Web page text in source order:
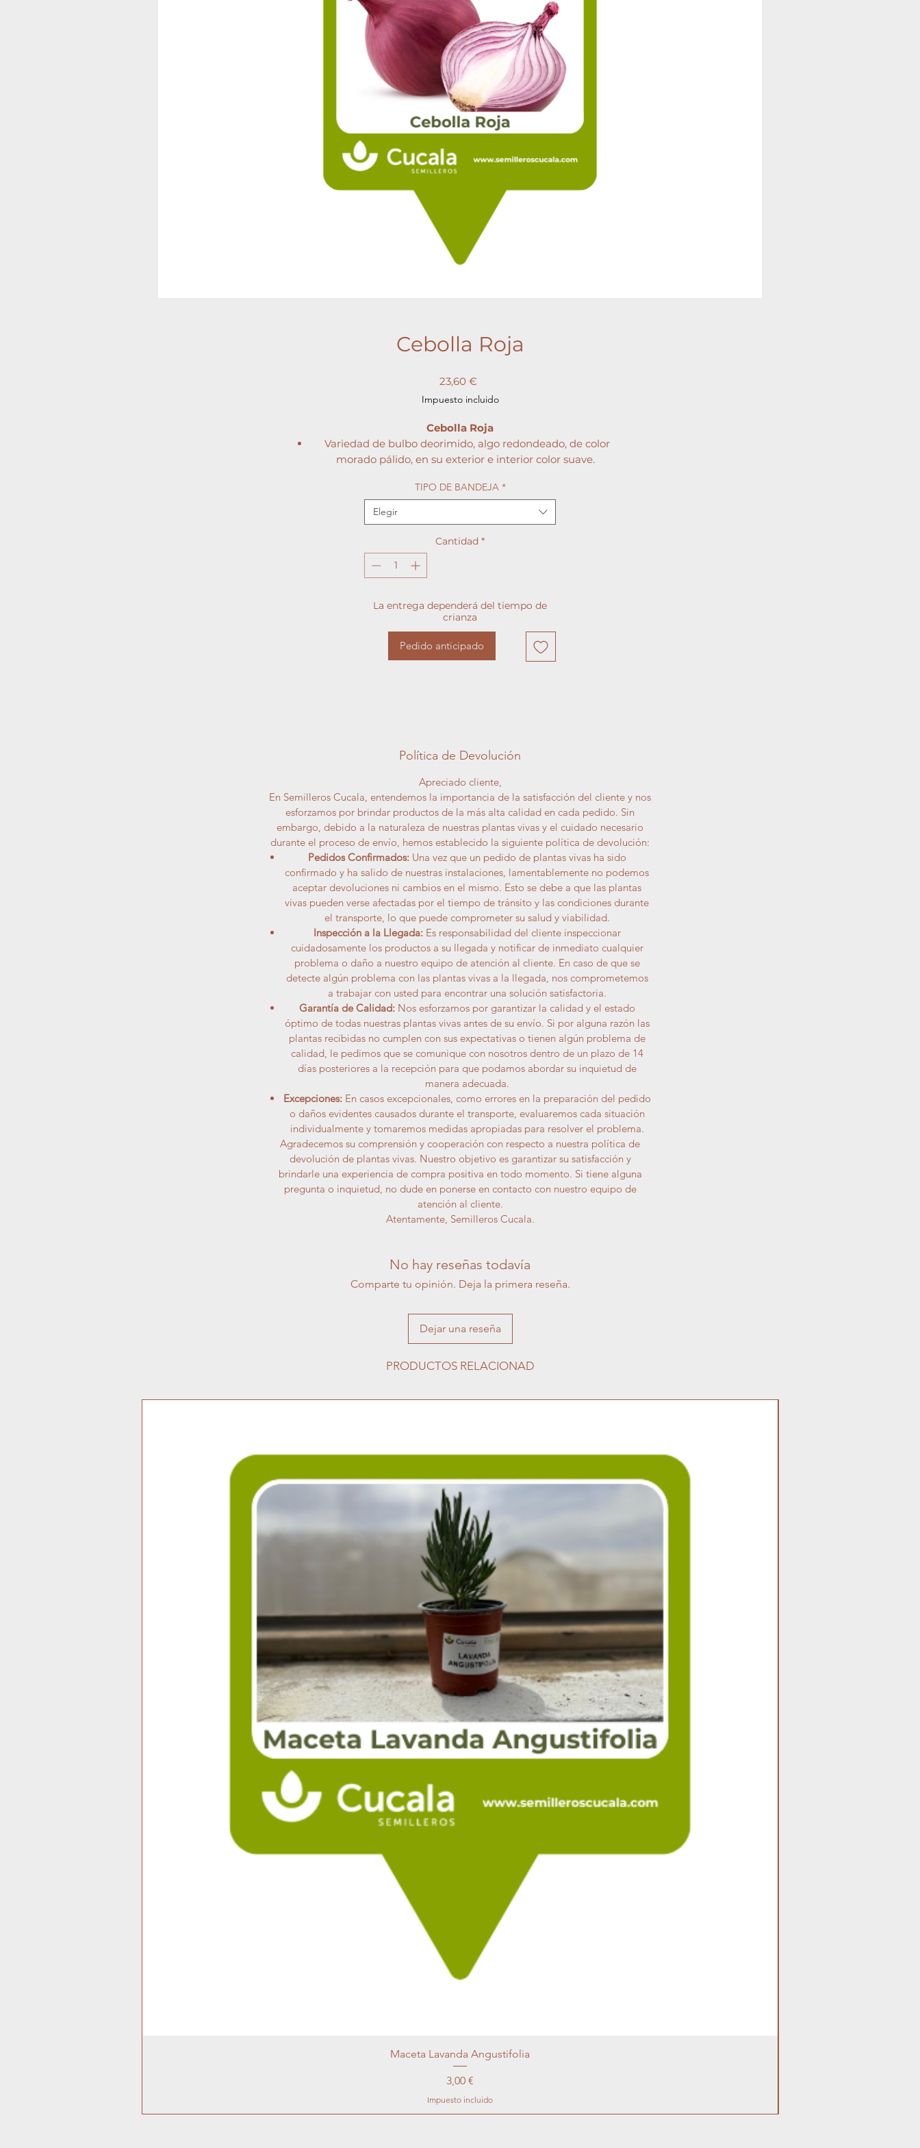
Cebolla Roja
23,60 €Precio
Impuesto incluido
Cebolla Roja
Variedad de bulbo deorimido, algo redondeado, de color
morado pálido, en su exterior e interior color suave.
Interiormente son morado intenso hacia la superfície y
De buen tamaño.
TIPO DE BANDEJA *
Elegir
Cantidad *
La entrega dependerá del tiempo de
crianza
Pedido anticipado
Política de Devolución
Apreciado cliente,
En Semilleros Cucala, entendemos la importancia de la satisfacción del cliente y nos
esforzamos por brindar productos de la más alta calidad en cada pedido. Sin
embargo, debido a la naturaleza de nuestras plantas vivas y el cuidado necesario
durante el proceso de envío, hemos establecido la siguiente política de devolución:
Pedidos Confirmados:Una vez que un pedido de plantas vivas ha sido
confirmado y ha salido de nuestras instalaciones, lamentablemente no podemos
aceptar devoluciones ni cambios en el mismo. Esto se debe a que las plantas
vivas pueden verse afectadas por el tiempo de tránsito y las condiciones durante
el transporte, lo que puede comprometer su salud y viabilidad.
Inspección a la Llegada:Es responsabilidad del cliente inspeccionar
cuidadosamente los productos a su llegada y notificar de inmediato cualquier
problema o daño a nuestro equipo de atención al cliente. En caso de que se
detecte algún problema con las plantas vivas a la llegada, nos comprometemos
a trabajar con usted para encontrar una solución satisfactoria.
Garantía de Calidad:Nos esforzamos por garantizar la calidad y el estado
óptimo de todas nuestras plantas vivas antes de su envío. Si por alguna razón las
plantas recibidas no cumplen con sus expectativas o tienen algún problema de
calidad, le pedimos que se comunique con nosotros dentro de un plazo de 14
días posteriores a la recepción para que podamos abordar su inquietud de
manera adecuada.
Excepciones:En casos excepcionales, como errores en la preparación del pedido
o daños evidentes causados durante el transporte, evaluaremos cada situación
individualmente y tomaremos medidas apropiadas para resolver el problema.
Agradecemos su comprensión y cooperación con respecto a nuestra política de
devolución de plantas vivas. Nuestro objetivo es garantizar su satisfacción y
brindarle una experiencia de compra positiva en todo momento. Si tiene alguna
pregunta o inquietud, no dude en ponerse en contacto con nuestro equipo de
atención al cliente.
Atentamente, Semilleros Cucala.
No hay reseñas todavía
Comparte tu opinión. Deja la primera reseña.
Dejar una reseña
PRODUCTOS RELACIONAD
Maceta Lavanda Angustifolia
Precio
3,00 €
Impuesto incluido